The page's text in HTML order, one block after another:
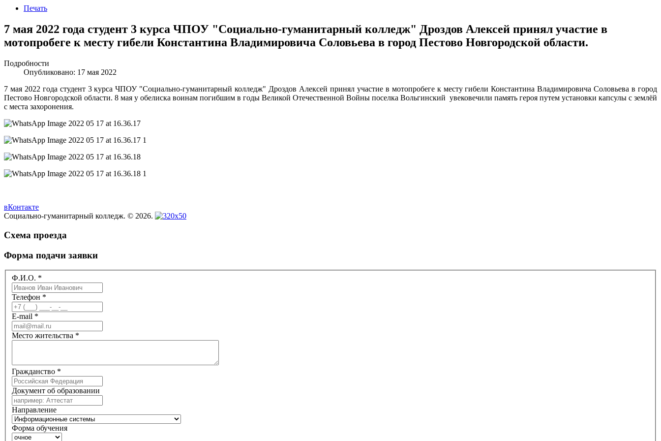
Печать
7 мая 2022 года студент 3 курса ЧПОУ "Социально-гуманитарный колледж" Дроздов Алексей принял участие в
мотопробеге к месту гибели Константина Владимировича Соловьева в город Пестово Новгородской области.
Подробности
Опубликовано: 17 мая 2022
7 мая 2022 года студент 3 курса ЧПОУ "Социально-гуманитарный колледж" Дроздов Алексей принял участие в мотопробеге к месту гибели Константина Владимировича Соловьева в город
Пестово Новгородской области. 8 мая у обелиска воинам погибшим в годы Великой Отечественной Войны поселка Вольгинский увековечили память героя путем установки капсулы с землёй
с места захоронения.
вКонтакте
Социально-гуманитарный колледж. © 2026.
Схема проезда
Форма подачи заявки
Ф.И.О. *
Телефон *
E-mail *
Место жительства *
Гражданство *
Документ об образовании
Направление
Форма обучения